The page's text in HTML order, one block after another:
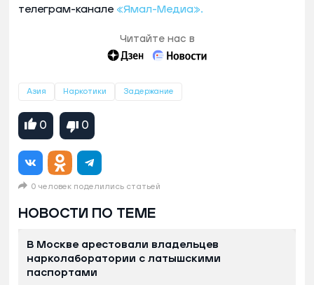
телеграм-канале «Ямал-Медиа».
Читайте нас в
Азия Наркотики Задержание
0 0
0 человек поделились статьей
НОВОСТИ ПО ТЕМЕ
В Москве арестовали владельцев
нарколаборатории с латышскими
паспортами